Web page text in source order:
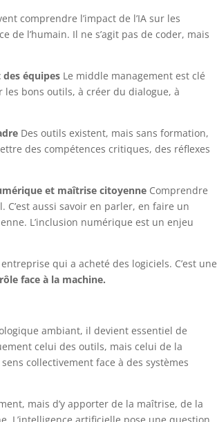
comprendre l’impact de l’IA sur les
de l’humain. Il ne s’agit pas de coder, mais
des équipesLe middle management est clé
bons outils, à créer du dialogue, à
Des outils existent, mais sans formation,
des compétences critiques, des réflexes
et maîtrise citoyenneComprendre
C’est aussi savoir en parler, en faire un
L’inclusion numérique est un enjeu
qui a acheté des logiciels. C’est une
face à la machine.
ambiant, il devient essentiel de
celui des outils, mais celui de la
collectivement face à des systèmes
mais d’y apporter de la maîtrise, de la
L’intelligence artificielle pose une question